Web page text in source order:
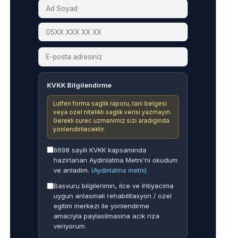
KVKK Bilgilendirme
Lutfen forma saglik raporu, tani belgesi
veya ozel nitelikli saglik verisi yazmayin.
Gerekli surec uzmanimiz sizi aradiginda
yonlendirilecektir.
6698 sayili KVKK kapsaminda
hazirlanan Aydinlatma Metni'ni okudum
ve anladim. (Aydinlatma metni)
Basvuru bilgilerimin, ilce ve ihtiyacima
uygun anlasmali rehabilitasyon / ozel
egitim merkezi ile yonlendirme
amaciyla paylasilmasina acik riza
veriyorum.